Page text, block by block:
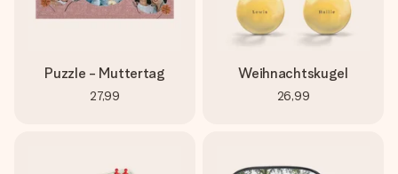
Puzzle - Muttertag
27,99
Weihnachtskugel
26,99